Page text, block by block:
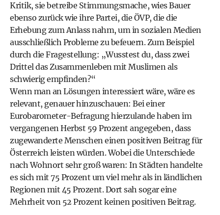
Kritik, sie betreibe Stimmungsmache, wies Bauer
ebenso zurück wie ihre Partei, die ÖVP, die die
Erhebung zum Anlass nahm, um in sozialen Medien
ausschließlich Probleme zu befeuern. Zum Beispiel
durch die Fragestellung: „Wusstest du, dass zwei
Drittel das Zusammenleben mit Muslimen als
schwierig empfinden?“
Wenn man an Lösungen interessiert wäre, wäre es
relevant, genauer hinzuschauen: Bei einer
Eurobarometer-Befragung hierzulande haben im
vergangenen Herbst 59 Prozent angegeben, dass
zugewanderte Menschen einen positiven Beitrag für
Österreich leisten würden. Wobei die Unterschiede
nach Wohnort sehr groß waren: In Städten handelte
es sich mit 75 Prozent um viel mehr als in ländlichen
Regionen mit 45 Prozent. Dort sah sogar eine
Mehrheit von 52 Prozent keinen positiven Beitrag.